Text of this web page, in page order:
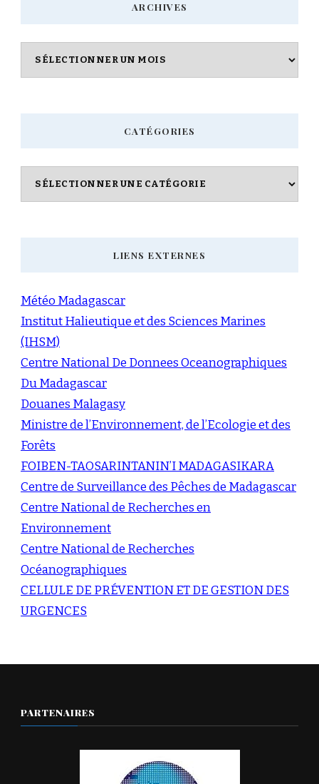
ARCHIVES
Archives
CATÉGORIES
Catégories
LIENS EXTERNES
Météo Madagascar
Institut Halieutique et des Sciences Marines
(IHSM)
Centre National De Donnees Oceanographiques
Du Madagascar
Douanes Malagasy
Ministre de l’Environnement, de l’Ecologie et des
Forêts
FOIBEN-TAOSARINTANIN’I MADAGASIKARA
Centre de Surveillance des Pêches de Madagascar
Centre National de Recherches en
Environnement
Centre National de Recherches
Océanographiques
CELLULE DE PRÉVENTION ET DE GESTION DES
URGENCES
PARTENAIRES